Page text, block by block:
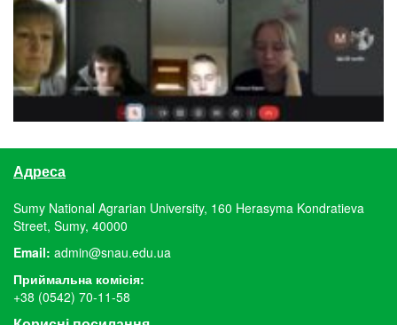
Адреса
Sumy National Agrarian University, 160 Herasyma Kondratieva
Street, Sumy, 40000
Email: admin@snau.edu.ua
Приймальна комісія:
+38 (0542) 70-11-58